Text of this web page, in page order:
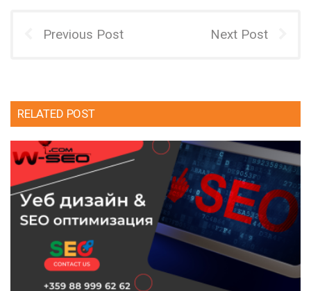
Previous Post Next Post
RELATED POST